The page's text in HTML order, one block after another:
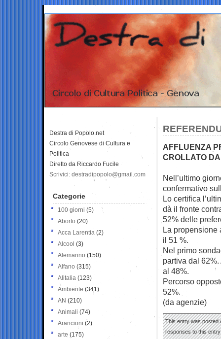
AFFLUENZA
CROLLATO
Nell’ultimo
confermativo
Lo certifica
dà il fronte
52% delle
La propensione
il 51 %.
Nel primo
partiva dal
al 48%.
Percorso
52%.
(da agenzie)
This entry was posted
responses to this
Destra di Popolo.net
Circolo Genovese di Cultura e
Politica
Diretto da Riccardo Fucile
Scrivici: destradipopolo@gmail.com
Categorie
100 giorni (5)
Aborto (20)
Acca Larentia (2)
Alcool (3)
Alemanno (150)
Alfano (315)
Alitalia (123)
Ambiente (341)
AN (210)
Animali (74)
Arancioni (2)
arte (175)